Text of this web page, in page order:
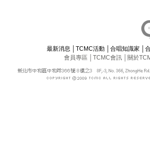
最新消息 │TCMC活動 │合唱知識家 │
會員專區
TCMC會訊 關於